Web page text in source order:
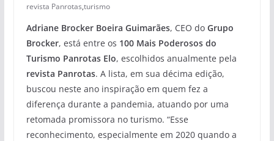
revista Panrotas,turismo
Adriane Brocker Boeira Guimarães, CEO do Grupo
Brocker, está entre os 100 Mais Poderosos do
Turismo Panrotas Elo, escolhidos anualmente pela
revista Panrotas. A lista, em sua décima edição,
buscou neste ano inspiração em quem fez a
diferença durante a pandemia, atuando por uma
retomada promissora no turismo. “Esse
reconhecimento, especialmente em 2020 quando a